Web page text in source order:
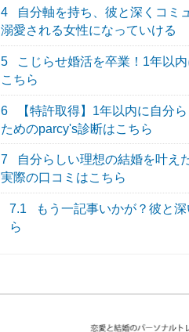
4
自分軸を持ち、彼と深くコミ
溺愛される女性になっていける
5
こじらせ婚活を卒業！1年以
こちら
6
【特許取得】1年以内に自分
ためのparcy's診断はこちら
7
自分らしい理想の結婚を叶え
実際の口コミはこちら
7.1
もう一記事いかが？彼と
ら